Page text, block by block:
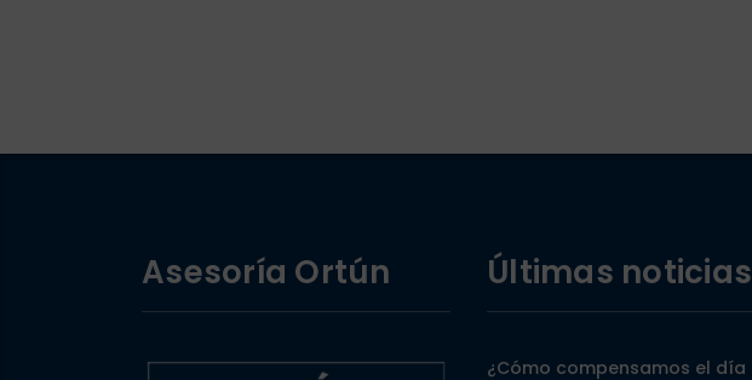
Asesoría Ortún Últimas noticias
¿Cómo compensamos el día